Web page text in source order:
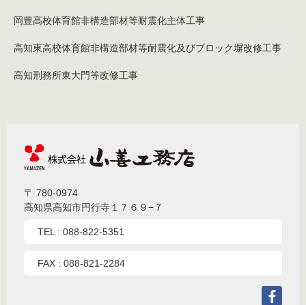
岡豊高校体育館非構造部材等耐震化主体工事
高知東高校体育館非構造部材等耐震化及びブロック塀改修工事
高知刑務所東大門等改修工事
〒 780-0974
高知県高知市円行寺１７６９−７
TEL : 088-822-5351
FAX : 088-821-2284